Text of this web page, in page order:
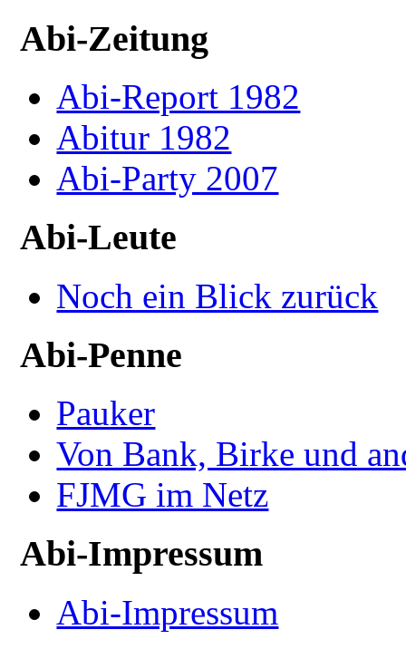
Abi-Zeitung
Abi-Report 1982
Abitur 1982
Abi-Party 2007
Abi-Leute
Noch ein Blick zurück
Abi-Penne
Pauker
Von Bank, Birke und
FJMG im Netz
Abi-Impressum
Abi-Impressum